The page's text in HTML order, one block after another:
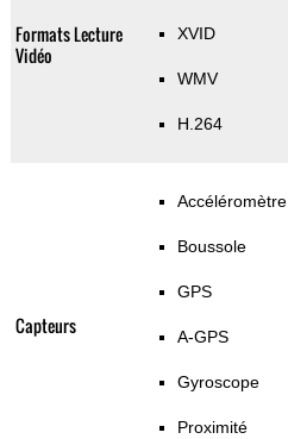
Formats Lecture
Vidéo
XVID
WMV
H.264
Capteurs
Accéléromètre
Boussole
GPS
A-GPS
Gyroscope
Proximité